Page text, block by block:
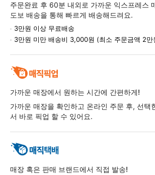
주문완료 후 60분 내외로 가까운 익스프레스
도보 배송을 통해 빠르게 배송해드려요.
3만원 이상 무료배송
3만원 미만 배송비 3,000원 (최소 주문금액 2만
가까운 매장에서 원하는 시간에 간편하게!
가까운 매장을 확인하고 온라인 주문 후, 선택
서 바로 픽업 할 수 있어요.
매장 혹은 판매 브랜드에서 직접 발송!